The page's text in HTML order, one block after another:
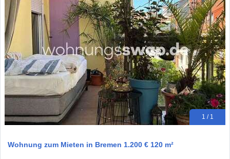
1 / 1
Wohnung zum Mieten in Bremen 1.200 € 120 m²